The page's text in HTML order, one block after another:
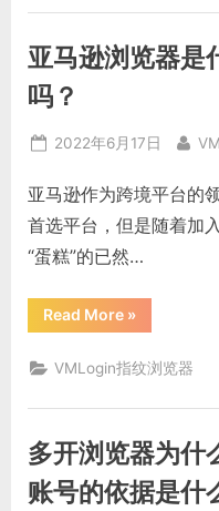
作
是
什
么？
好
用
推
荐”
亚马逊浏览器是
吗？
Posted
2022年6月17日 By
亚马逊作为跨境平台的
首选平台，但是随着加
“蛋糕”的已然…
Read More“亚
马
浏
览
是
么？
适
合
跨
境
»
VMLogin指纹浏览器
多开浏览器为什
账号的依据是什